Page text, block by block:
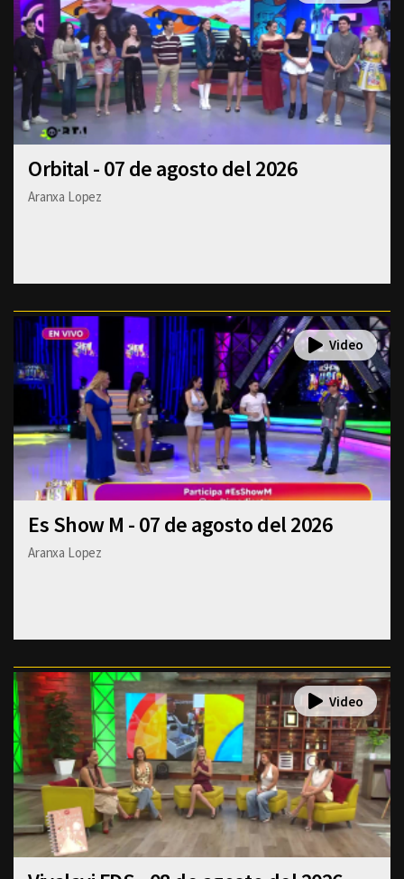
Orbital - 07 de agosto del 2026
Aranxa Lopez
Es Show M - 07 de agosto del 2026
Aranxa Lopez